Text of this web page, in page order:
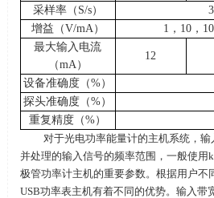
采样率（ S/s）
增益（V/mA ） 1 ， 10，
最大输入电流
（mA ）
12
设备准确度（%）
探头准确度（%）
重复精度（%）
对于光电功率能量计的主机系统，
并处理的输入信号的频率范围，一般使用
极管功率计主机的重要参数。根据用户不
USB功率表主机有着不同的优势。输入带